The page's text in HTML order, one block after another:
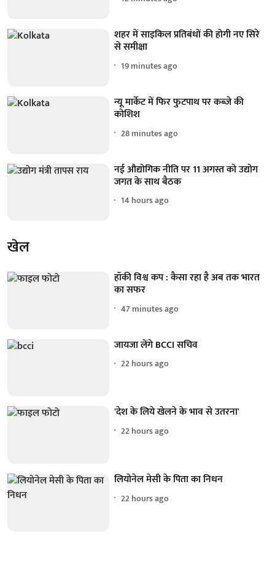
शहर में साइकिल प्रतिबंधों की होगी नए सिरे
से समीक्षा
19 minutes ago
न्यू मार्केट में फिर फुटपाथ पर कब्जे की
कोशिश
28 minutes ago
नई औद्योगिक नीति पर 11 अगस्त को उद्योग
जगत के साथ बैठक
14 hours ago
खेल
हॉकी विश्व कप : कैसा रहा है अब तक भारत
का सफर
47 minutes ago
जायजा लेंगे BCCI सचिव
22 hours ago
'देश के लिये खेलने के भाव से उतरना'
22 hours ago
लियोनेल मेसी के पिता का निधन
22 hours ago